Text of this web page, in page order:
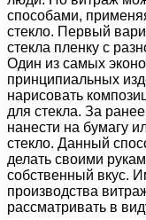
способами,
стекло. Первый
стекла пленку с
Один из самых
принципиальных
нарисовать
для стекла. За
нанести на бумагу
стекло. Данный
делать своими
собственный вкус.
производства
рассматривать в